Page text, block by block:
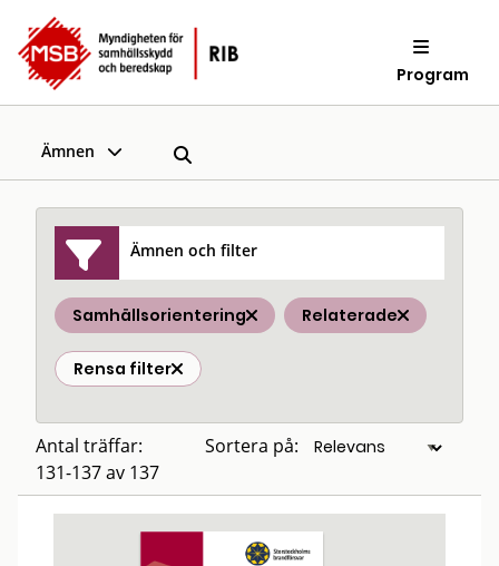
Program
Ämnen
Ämnen och filter
Samhällsorientering Relaterade
Rensa filter
Antal träffar:
131-137 av 137
Sortera på: